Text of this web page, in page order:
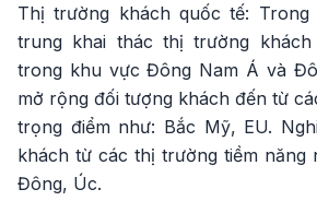
Thị trường khách quốc tế: Trong
trung khai thác thị trường
trong khu vực Đông Nam Á và
mở rộng đối tượng khách đến từ
trọng điểm như: Bắc Mỹ, EU.
khách từ các thị trường tiềm năng
Đông, Úc.